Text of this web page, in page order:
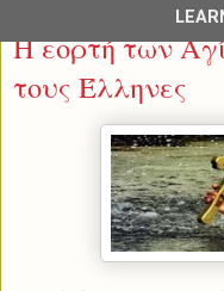
Τρίτη 7 Ιανουαρίου 2014
Η εορτή των
τους Έλληνες